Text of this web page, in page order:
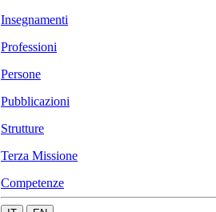
Insegnamenti
Professioni
Persone
Pubblicazioni
Strutture
Terza Missione
Competenze